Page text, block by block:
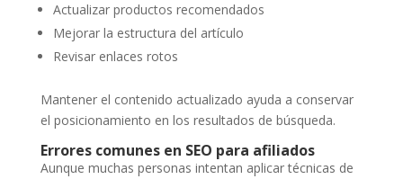
Actualizar productos recomendados
Mejorar la estructura del artículo
Revisar enlaces rotos
Mantener el contenido actualizado ayuda a conservar
el posicionamiento en los resultados de búsqueda.
Errores comunes en SEO para afiliados
Aunque muchas personas intentan aplicar técnicas de